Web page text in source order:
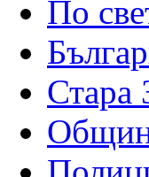
По
Стара